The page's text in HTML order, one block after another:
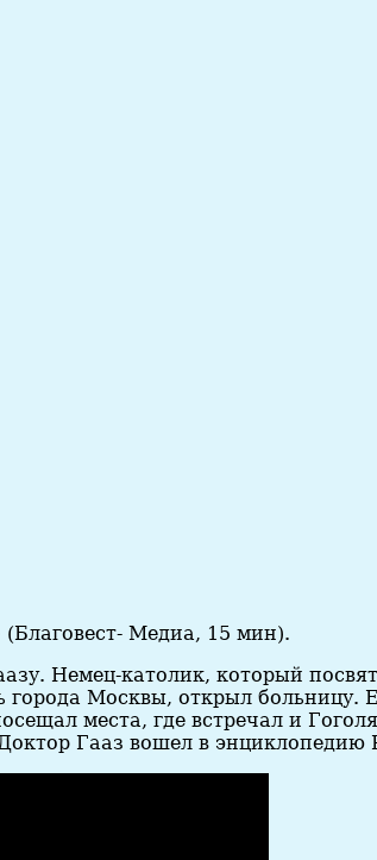
Медиа, 15 мин).
Немец-католик, который
Москвы, открыл больницу.
места, где встречал и
Гааз вошел в энциклопедию